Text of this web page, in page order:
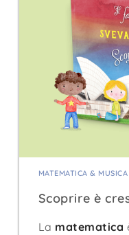
MATEMATICA & MUSICA
Scoprire è
La matematica